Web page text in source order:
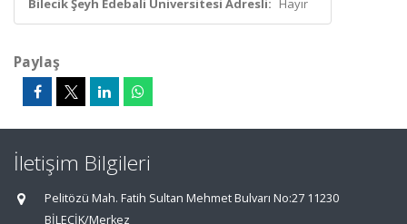
Bilecik Şeyh Edebali Üniversitesi Adresli: Hayır
Paylaş
İletişim Bilgileri
Pelitözü Mah. Fatih Sultan Mehmet Bulvarı No:27 11230
BİLECİK/Merkez